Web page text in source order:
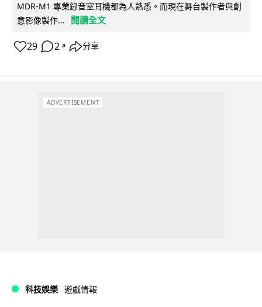
MDR-M1 專業錄音室耳機都為人熟悉。而現在舞台製作者與創
意影像製作...
閱讀全文
29 2 ↗ 分享
ADVERTISEMENT
科技娛樂 遊戲情報